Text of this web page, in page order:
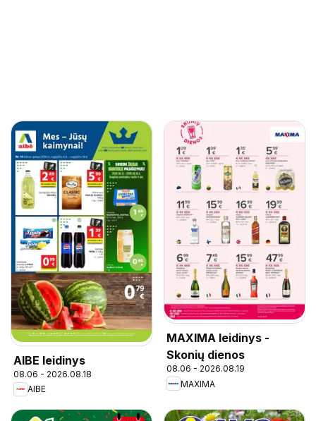
AIBE leidinys
08.06 - 2026.08.18
AIBE
MAXIMA leidinys -
Skonių dienos
08.06 - 2026.08.19
MAXIMA